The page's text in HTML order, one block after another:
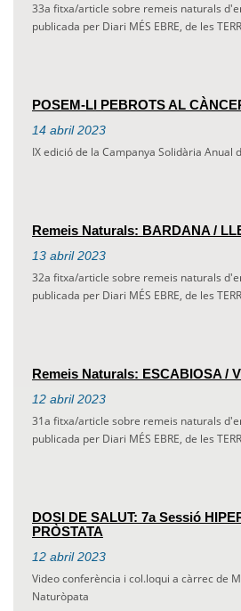
33a fitxa/article sobre remeis naturals
publicada per Diari MÉS EBRE, de les
POSEM-LI PEBROTS AL
14 abril 2023
IX edició de la Campanya Solidària Anual
Remeis Naturals: BARDANA /
13 abril 2023
32a fitxa/article sobre remeis naturals
publicada per Diari MÉS EBRE, de les
Remeis Naturals: ESCABIOSA /
12 abril 2023
31a fitxa/article sobre remeis naturals
publicada per Diari MÉS EBRE, de les
DOSI DE SALUT: 7a Sessió
PRÒSTATA
12 abril 2023
Video conferència i col.loqui a càrrec de
Naturòpata